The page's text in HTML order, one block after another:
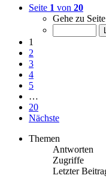
Seite 1 von 20
Gehe zu
1
2
3
4
5
…
20
Nächste
Themen
Antworten
Zugriffe
Letzter